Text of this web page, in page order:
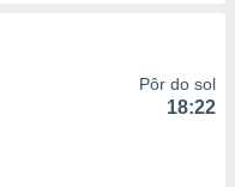
Pôr do sol
18:22